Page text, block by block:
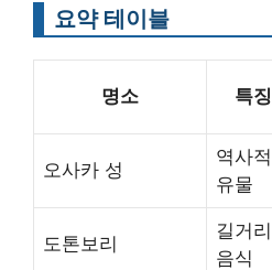
요약 테이블
명소 특징
오사카 성
역사적
유물
도톤보리
길거리
음식